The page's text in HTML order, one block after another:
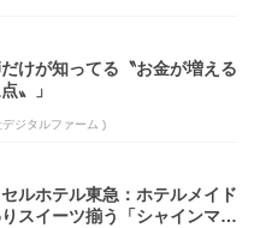
だけが知ってる〝お金が増える
〟」
デジタルファーム )
ルホテル東急：ホテルメイド
スイーツ揃う「シャインマス